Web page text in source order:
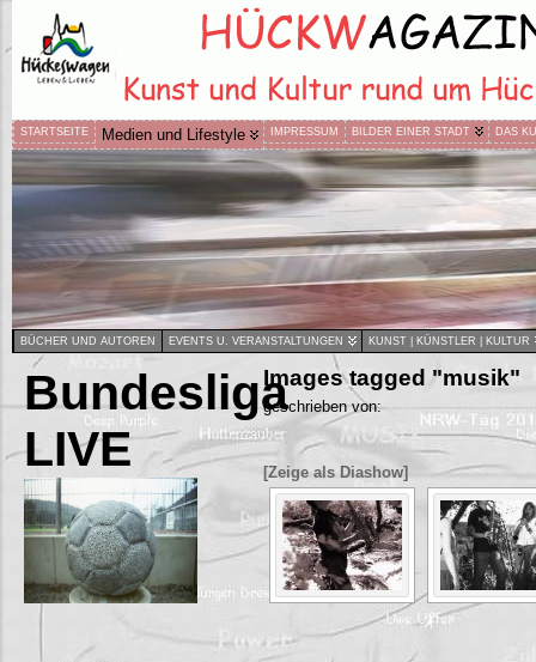
STARTSEITE Medien und Lifestyle IMPRESSUM BILDER EINER STADT DAS
BÜCHER UND AUTOREN EVENTS U. VERANSTALTUNGEN KUNST | KÜNSTLER | KULTUR
Bundesliga
LIVE
Images tagged "musik"
geschrieben von:
[Zeige als Diashow]